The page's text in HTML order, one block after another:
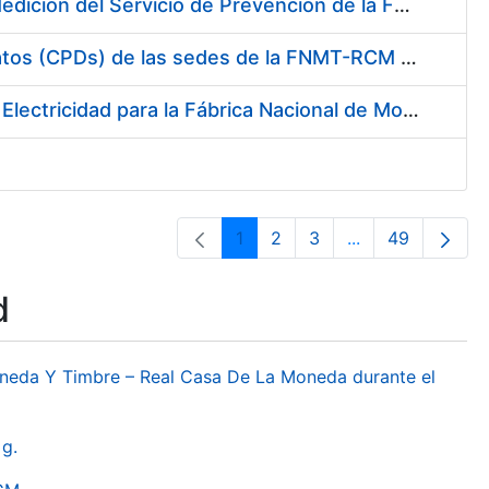
Servicio de Calibración y Verificación Externa de los Equipos de Medición del Servicio de Prevención de la FNMT-RCM
Conexión mediante Fibra Óptica de los Centros de Proceso de Datos (CPDs) de las sedes de la FNMT-RCM de Burgos y Madrid
Contratación de acuerdo marco para el Suministro de Material de Electricidad para la Fábrica Nacional de Moneda y Timbre-Real Casa de la Moneda en su centro de trabajo de Burgos
Page
1 Page
2 Page
3 ...Intermediate
Page
49
Y Timbre – Real Casa De La Moneda durante el